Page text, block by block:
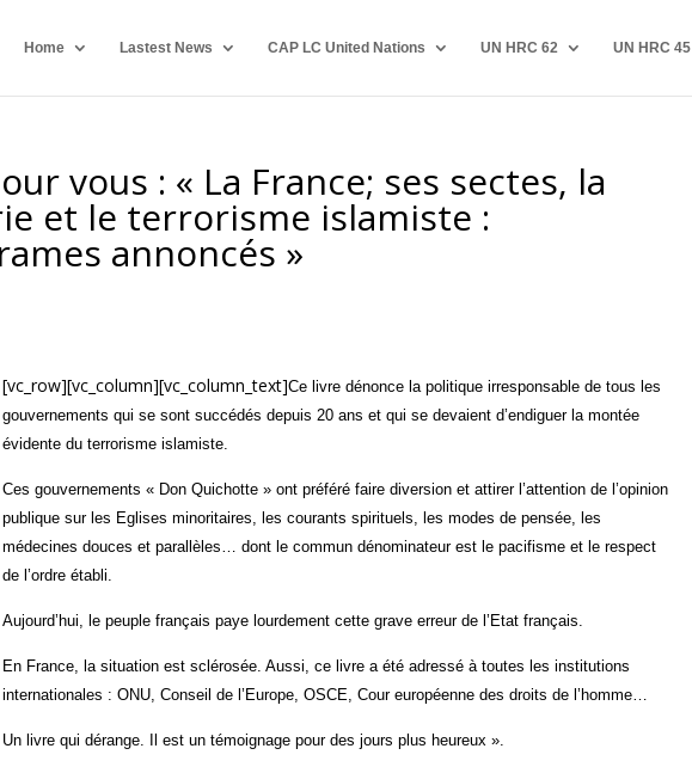
Home Lastest News CAP LC United Nations UN HRC 62 UN HRC 45
vous : « La France; ses sectes, la
et le terrorisme islamiste :
annoncés »
[vc_row][vc_column][vc_column_text]Ce livre dénonce la politique irresponsable de tous les
gouvernements qui se sont succédés depuis 20 ans et qui se devaient d’endiguer la montée
évidente du terrorisme islamiste.
Ces gouvernements « Don Quichotte » ont préféré faire diversion et attirer l’attention de l’opinion
publique sur les Eglises minoritaires, les courants spirituels, les modes de pensée, les
médecines douces et parallèles… dont le commun dénominateur est le pacifisme et le respect
de l’ordre établi.
Aujourd’hui, le peuple français paye lourdement cette grave erreur de l’Etat français.
En France, la situation est sclérosée. Aussi, ce livre a été adressé à toutes les institutions
internationales : ONU, Conseil de l’Europe, OSCE, Cour européenne des droits de l’homme…
Un livre qui dérange. Il est un témoignage pour des jours plus heureux ».